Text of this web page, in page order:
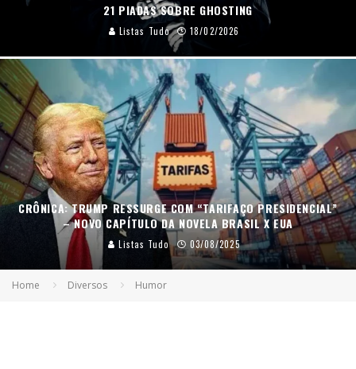
21 PIADAS SOBRE GHOSTING
Listas Tudo 18/02/2026
CRÔNICA: TRUMP RESSURGE COM “TARIFAÇO PRESIDENCIAL”
– NOVO CAPÍTULO DA NOVELA BRASIL X EUA
Listas Tudo 03/08/2025
Home Diversos Humor